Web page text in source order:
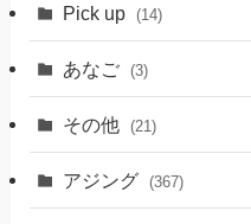
Pick up (14)
あなご (3)
その他 (21)
アジング (367)